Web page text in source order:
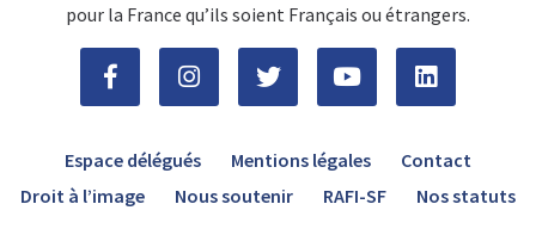
pour la France qu’ils soient Français ou étrangers.
Espace délégués Mentions légales
Contact
Droit à l’image
Nous soutenir RAFI-SF Nos statuts